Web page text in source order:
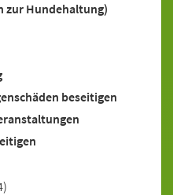
zur Hundehaltung)
beseitigen